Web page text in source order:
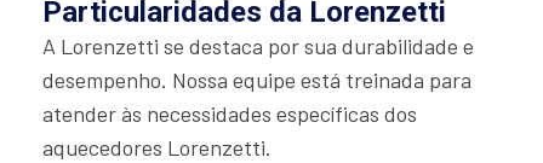
Particularidades da Lorenzetti
A Lorenzetti se destaca por sua durabilidade e
desempenho. Nossa equipe está treinada para
atender às necessidades específicas dos
aquecedores Lorenzetti.